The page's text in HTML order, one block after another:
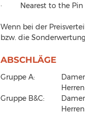
·         Nearest to the
Wenn bei der
bzw. die
ABSCHLÄGE
Gruppe
Gruppe